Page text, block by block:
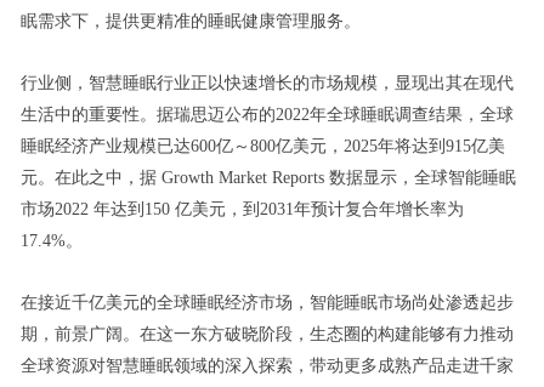
眠需求下，提供更精准的睡眠健康管理服务。
行业侧，智慧睡眠行业正以快速增长的市场规模，显现出其在现代
生活中的重要性。据瑞思迈公布的2022年全球睡眠调查结果，全球
睡眠经济产业规模已达600亿～800亿美元，2025年将达到915亿美
元。在此之中，据 Growth Market Reports 数据显示，全球智能睡眠
市场2022 年达到150 亿美元，到2031年预计复合年增长率为
17.4%。
在接近千亿美元的全球睡眠经济市场，智能睡眠市场尚处渗透起步
期，前景广阔。在这一东方破晓阶段，生态圈的构建能够有力推动
全球资源对智慧睡眠领域的深入探索，带动更多成熟产品走进千家